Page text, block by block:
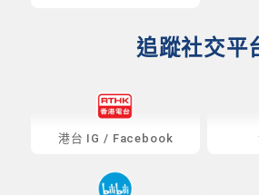
追蹤社交平
港台 IG / Facebook